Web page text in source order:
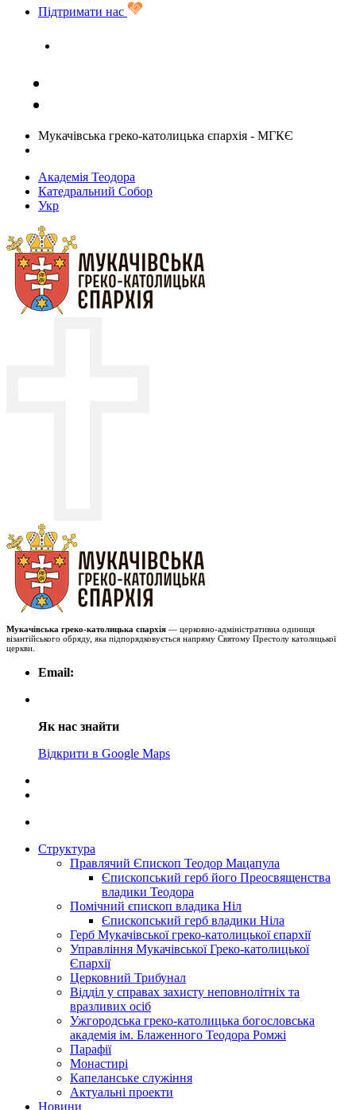
Підтримати нас
Мукачівська греко-католицька єпархія - МГКЄ
Академія Теодора
Катедральний Собор
Укр
Мукачівська греко-католицька єпархія — церковно-адміністративна одиниця
візантійського обряду, яка підпорядковується напряму Святому Престолу католицької
церкви.
Email:
Як нас знайти
Відкрити в Google Maps
Структура
Правлячий Єпископ Теодор Мацапула
Єпископський герб його Преосвященства
владики Теодора
Помічний єпископ владика Ніл
Єпископський герб владики Ніла
Герб Мукачівської греко-католицької єпархії
Управління Мукачівської Греко-католицької
Єпархії
Церковний Трибунал
Відділ у справах захисту неповнолітніх та
вразливих осіб
Ужгородська греко-католицька богословська
академія ім. Блаженного Теодора Ромжі
Парафії
Монастирі
Капеланське служіння
Актуальні проекти
Новини